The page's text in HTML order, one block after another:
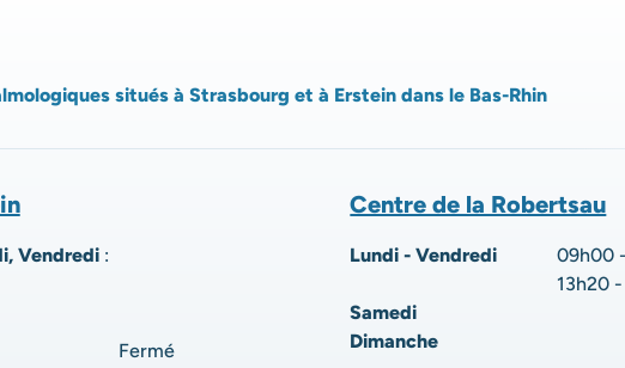
situés à Strasbourg et à Erstein dans le Bas-Rhin
Vendredi :
Fermé
Centre de la Robertsau
Lundi - Vendredi
09h00
13h20
Samedi
Dimanche